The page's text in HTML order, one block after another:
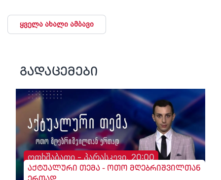
ყველა ახალი ამბავი
გადაცემები
ოთხშაბათი - პარასკევი, 20:00
აქტუალური თემა - ოთო მღებრიშვილთან